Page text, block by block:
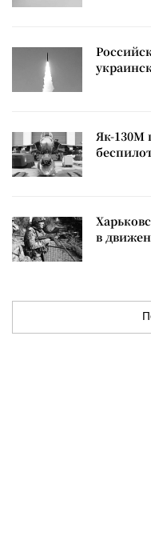
Як-130М
в